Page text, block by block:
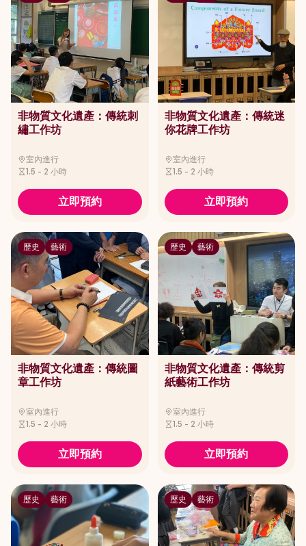
非物質文化遺產：傳統刺
繡工作坊
室內進行
1.5 - 2 小時
立即預約
非物質文化遺產：傳統迷
你花牌工作坊
室內進行
1.5 - 2 小時
立即預約
歷史 藝術
非物質文化遺產：傳統圖
章工作坊
室內進行
1.5 - 2 小時
立即預約
歷史 藝術
非物質文化遺產：傳統剪
紙藝術工作坊
室內進行
1.5 - 2 小時
立即預約
歷史 藝術 歷史 藝術